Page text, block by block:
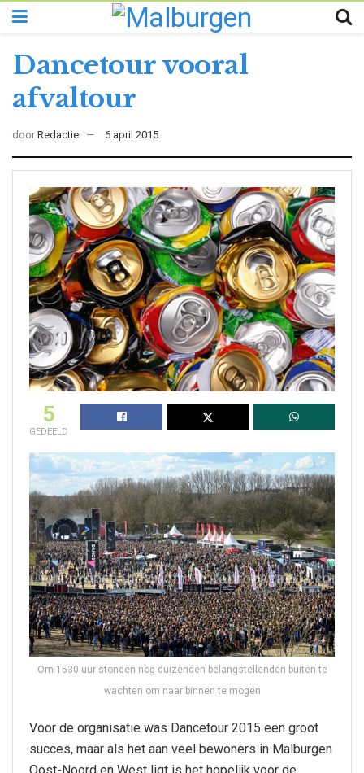
Dancetour vooral
afvaltour
door Redactie 6 april 2015
5
GEDEELD
Om 1530 uur stonden nog duizenden belangstellenden buiten te
wachten om naar binnen te mogen
Voor de organisatie was Dancetour 2015 een groot
succes, maar als het aan veel bewoners in Malburgen